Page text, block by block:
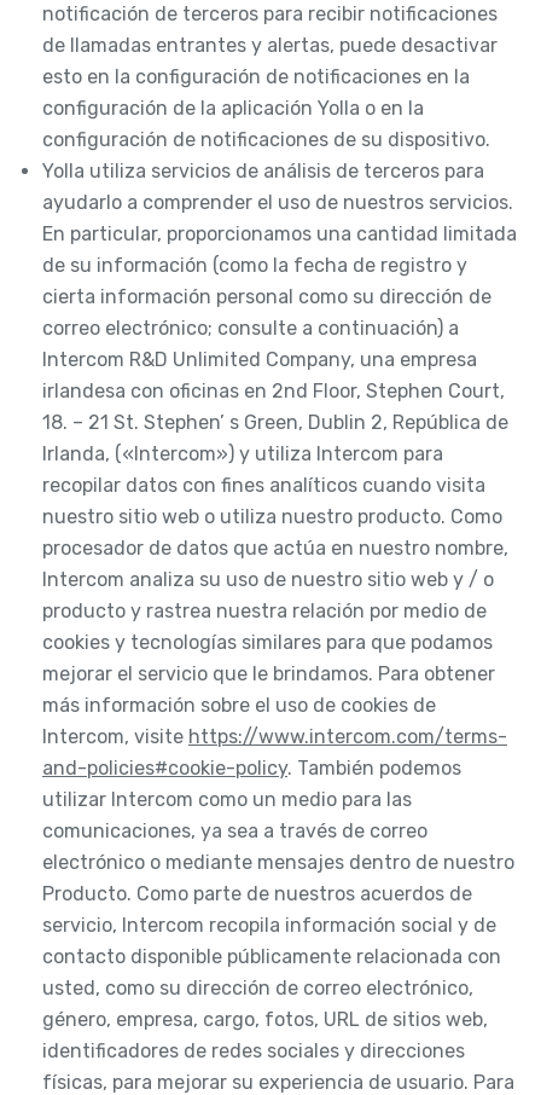
notificación de terceros para recibir notificaciones
de llamadas entrantes y alertas, puede desactivar
esto en la configuración de notificaciones en la
configuración de la aplicación Yolla o en la
configuración de notificaciones de su dispositivo.
Yolla utiliza servicios de análisis de terceros para
ayudarlo a comprender el uso de nuestros servicios.
En particular, proporcionamos una cantidad limitada
de su información (como la fecha de registro y
cierta información personal como su dirección de
correo electrónico; consulte a continuación) a
Intercom R&D Unlimited Company, una empresa
irlandesa con oficinas en 2nd Floor, Stephen Court,
18. – 21 St. Stephen’ s Green, Dublin 2, República de
Irlanda, («Intercom») y utiliza Intercom para
recopilar datos con fines analíticos cuando visita
nuestro sitio web o utiliza nuestro producto. Como
procesador de datos que actúa en nuestro nombre,
Intercom analiza su uso de nuestro sitio web y / o
producto y rastrea nuestra relación por medio de
cookies y tecnologías similares para que podamos
mejorar el servicio que le brindamos. Para obtener
más información sobre el uso de cookies de
Intercom, visite https://www.intercom.com/terms-
and-policies#cookie-policy. También podemos
utilizar Intercom como un medio para las
comunicaciones, ya sea a través de correo
electrónico o mediante mensajes dentro de nuestro
Producto. Como parte de nuestros acuerdos de
servicio, Intercom recopila información social y de
contacto disponible públicamente relacionada con
usted, como su dirección de correo electrónico,
género, empresa, cargo, fotos, URL de sitios web,
identificadores de redes sociales y direcciones
físicas, para mejorar su experiencia de usuario. Para